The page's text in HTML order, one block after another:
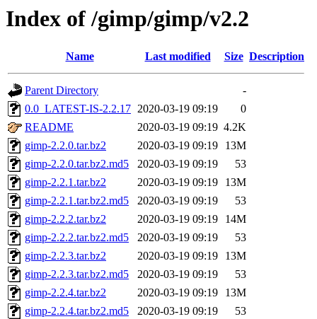
Index of /gimp/gimp/v2.2
Name Last modified Size Description
Parent Directory
-
0.0_LATEST-IS-2.2.17 2020-03-19 09:19
0
README
2020-03-19 09:19 4.2K
gimp-2.2.0.tar.bz2
2020-03-19 09:19
13M
gimp-2.2.0.tar.bz2.md5
2020-03-19 09:19
53
gimp-2.2.1.tar.bz2
2020-03-19 09:19
13M
gimp-2.2.1.tar.bz2.md5
2020-03-19 09:19
53
gimp-2.2.2.tar.bz2
2020-03-19 09:19
14M
gimp-2.2.2.tar.bz2.md5
2020-03-19 09:19
53
gimp-2.2.3.tar.bz2
2020-03-19 09:19
13M
gimp-2.2.3.tar.bz2.md5
2020-03-19 09:19
53
gimp-2.2.4.tar.bz2
2020-03-19 09:19
13M
gimp-2.2.4.tar.bz2.md5
2020-03-19 09:19
53